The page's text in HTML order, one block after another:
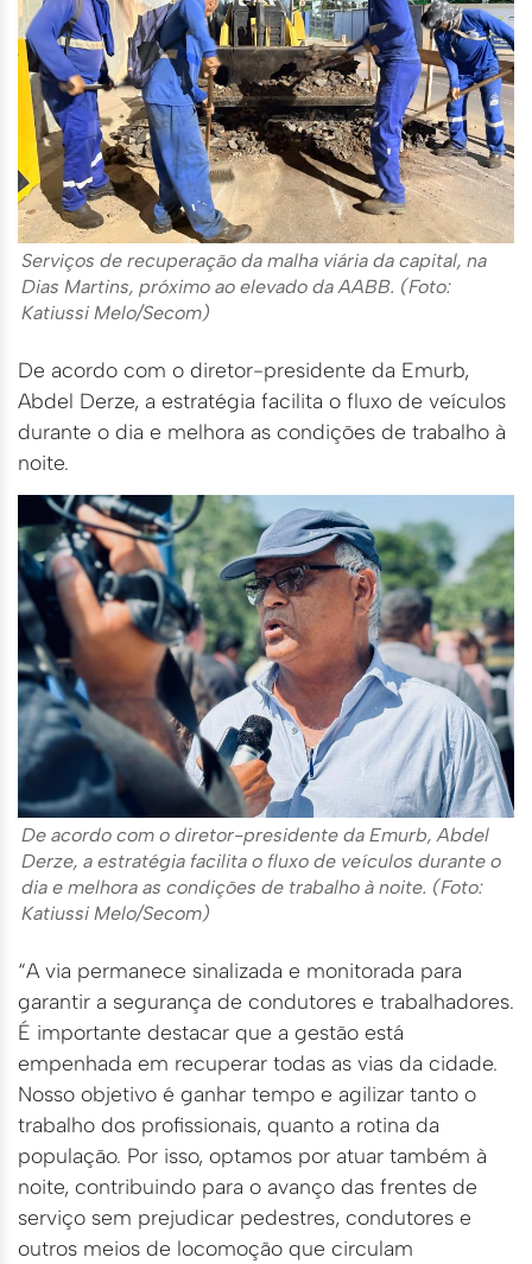
Serviços de recuperação da malha viária da capital, na
Dias Martins, próximo ao elevado da AABB. (Foto:
Katiussi Melo/Secom)
De acordo com o diretor-presidente da Emurb,
Abdel Derze, a estratégia facilita o fluxo de veículos
durante o dia e melhora as condições de trabalho à
noite.
De acordo com o diretor-presidente da Emurb, Abdel
Derze, a estratégia facilita o fluxo de veículos durante o
dia e melhora as condições de trabalho à noite. (Foto:
Katiussi Melo/Secom)
“A via permanece sinalizada e monitorada para
garantir a segurança de condutores e trabalhadores.
É importante destacar que a gestão está
empenhada em recuperar todas as vias da cidade.
Nosso objetivo é ganhar tempo e agilizar tanto o
trabalho dos profissionais, quanto a rotina da
população. Por isso, optamos por atuar também à
noite, contribuindo para o avanço das frentes de
serviço sem prejudicar pedestres, condutores e
outros meios de locomoção que circulam